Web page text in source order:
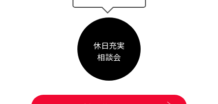
休日充実
相談会